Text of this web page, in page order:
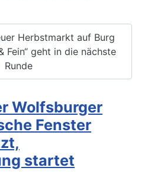
Herbstmarkt auf Burg
Fein“ geht in die nächste
Runde
Wolfsburger
Fenster
startet